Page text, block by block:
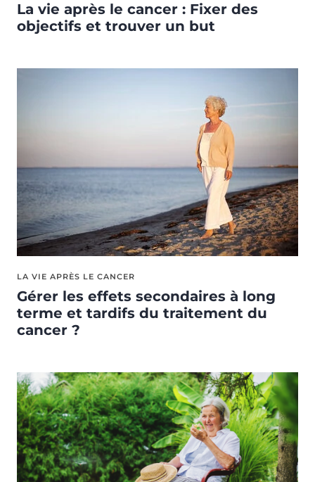
La vie après le cancer : Fixer des
objectifs et trouver un but
LA VIE APRÈS LE CANCER
Gérer les effets secondaires à long
terme et tardifs du traitement du
cancer ?